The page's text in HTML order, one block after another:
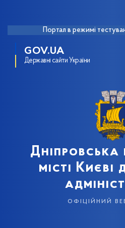
Портал в режимі
GOV.UA
Державні сайти України
Дніпровська
місті Києві
офіційний